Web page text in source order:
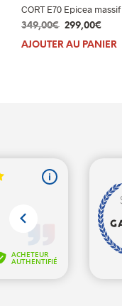
CORT E70 Epicea massif
349,00€ Le
prix
299,00€
prix
AJOUTER AU PANIER